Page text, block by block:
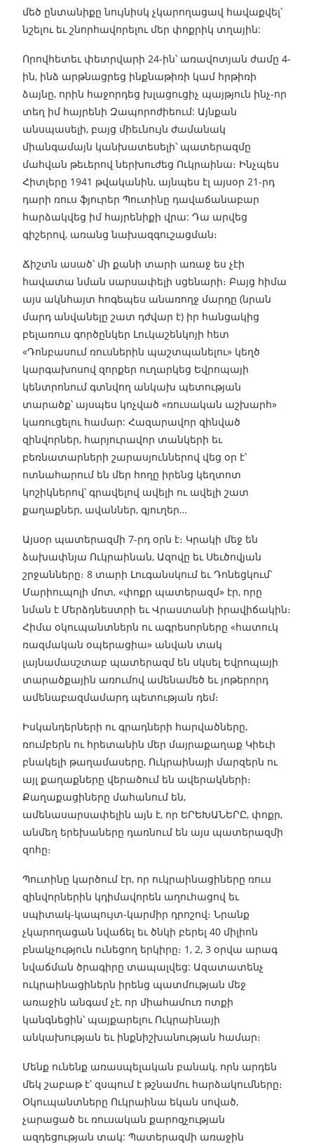
մեծ ընտանիքը նույնիսկ չկարողացավ հավաքվել՝
նշելու եւ շնորհավորելու մեր փոքրիկ տղային:
Որովհետեւ փետրվարի 24-ին՝ առավոտյան ժամը 4-
ին, ինձ արթնացրեց ինքնաթիռի կամ հրթիռի
ձայնը, որին հաջորդեց խլացուցիչ պայթյուն ինչ-որ
տեղ իմ հայրենի Զապորոժիեում: Այնքան
անսպասելի, բայց միեւնույն ժամանակ
միանգամայն կանխատեսելի՝ պատերազմը
մահվան թեւերով ներխուժեց Ուկրաինա։ Ինչպես
Հիտլերը 1941 թվականին, այնպես էլ այսօր 21-րդ
դարի ռուս ֆյուրեր Պուտինը դավաճանաբար
հարձակվեց իմ հայրենիքի վրա: Դա արվեց
գիշերով, առանց նախազգուշացման։
Ճիշտն ասած՝ մի քանի տարի առաջ ես չէի
հավատա նման սարսափելի սցենարի։ Բայց հիմա
այս ակնհայտ հոգեպես անառողջ մարդը (նրան
մարդ անվանելը շատ դժվար է) իր հանցակից
բելառուս գործընկեր Լուկաշենկոյի հետ
«Դոնբասում ռուսներին պաշտպանելու» կեղծ
կարգախոսով զորքեր ուղարկեց Եվրոպայի
կենտրոնում գտնվող անկախ պետության
տարածք՝ այսպես կոչված «ռուսական աշխարհ»
կառուցելու համար: Հազարավոր զինված
զինվորներ, հարյուրավոր տանկերի եւ
բեռնատարների շարասյուններով վեց օր է՝
ոտնահարում են մեր հողը իրենց կեղտոտ
կոշիկներով՝ գրավելով ավելի ու ավելի շատ
քաղաքներ, ավաններ, գյուղեր…
Այսօր պատերազմի 7-րդ օրն է։ Կրակի մեջ են
ձախափնյա Ուկրաինան, Ազովը եւ Սեւծովյան
շրջանները։ 8 տարի Լուգանսկում եւ Դոնեցկում՝
Մարիուպոլի մոտ, «փոքր պատերազմ» էր, որը
նման է Մերձդնեստրի եւ Վրաստանի իրավիճակին։
Հիմա օկուպանտներն ու ագրեսորները «հատուկ
ռազմական օպերացիա» անվան տակ
լայնամասշտաբ պատերազմ են սկսել Եվրոպայի
տարածքային առումով ամենամեծ եւ յոթերորդ
ամենաբազմամարդ պետության դեմ։
Իսկանդերների ու գրադների հարվածները,
ռումբերն ու հրետանին մեր մայրաքաղաք Կիեւի
բնակելի թաղամասերը, Ուկրաինայի մարզերն ու
այլ քաղաքները վերածում են ավերակների։
Քաղաքացիները մահանում են,
ամենասարսափելին այն է, որ ԵՐԵԽԱՆԵՐԸ, փոքր,
անմեղ երեխաները դառնում են այս պատերազմի
զոհը։
Պուտինը կարծում էր, որ ուկրաինացիները ռուս
զինվորներին կդիմավորեն աղուհացով եւ
սպիտակ-կապույտ-կարմիր դրոշով։ Նրանք
չկարողացան նվաճել եւ ծնկի բերել 40 միլիոն
բնակչություն ունեցող երկիրը։ 1, 2, 3 օրվա արագ
նվաճման ծրագիրը տապալվեց: Ազատատենչ
ուկրաինացիներն իրենց պատմության մեջ
առաջին անգամ չէ, որ միահամուռ ոտքի
կանգնեցին՝ պայքարելու Ուկրաինայի
անկախության եւ ինքնիշխանության համար։
Մենք ունենք առասպելական բանակ, որն արդեն
մեկ շաբաթ է՝ զսպում է թշնամու հարձակումները։
Օկուպանտները Ուկրաինա եկան սոված,
չարացած եւ ռուսական քարոզչության
ազդեցության տակ: Պատերազմի առաջին